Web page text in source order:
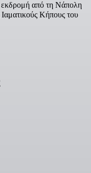
από τη Νάπολη
Ιαματικούς Κήπους του